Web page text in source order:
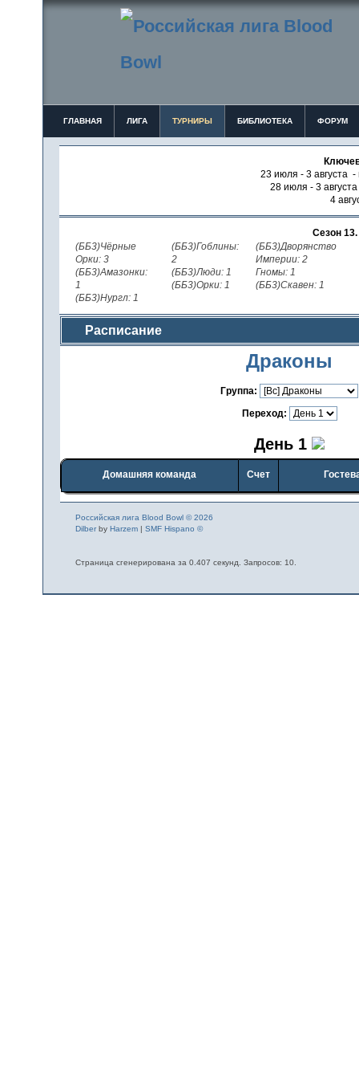
ГЛАВНАЯ ЛИГА ТУРНИРЫ БИБЛИОТЕКА ФОРУМ
23 июля - 3 августа -
28 июля - 3
4
Сезон 13.
(ББ3)Чёрные
Орки: 3
(ББ3)Амазонки:
1
(ББ3)Нургл: 1
(ББ3)Гоблины:
2
(ББ3)Люди: 1
(ББ3)Орки: 1
(ББ3)Дворянство
Империи: 2
Гномы: 1
(ББ3)Скавен: 1
Расписание
Драконы
Группа:
Переход:
День 1
Домашняя команда Счет
Российская лига Blood Bowl © 2026
Dilberby Harzem| SMF Hispano ©
Страница сгенерирована за 0.407 секунд. Запросов: 10.